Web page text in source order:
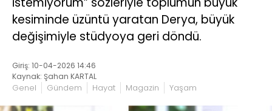
kesiminde üzüntü yaratan Derya, büyük
değişimiyle stüdyoya geri döndü.
Giriş: 10-04-2026 14:46
Kaynak: Şahan KARTAL
Genel Gündem Hayat Magazin Yaşam